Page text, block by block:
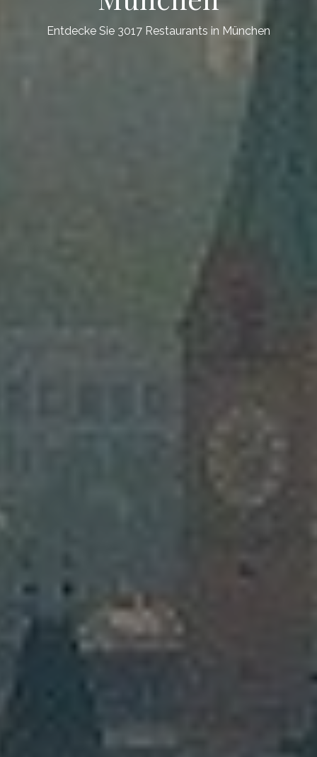
Entdecke Sie 3017 Restaurants in München